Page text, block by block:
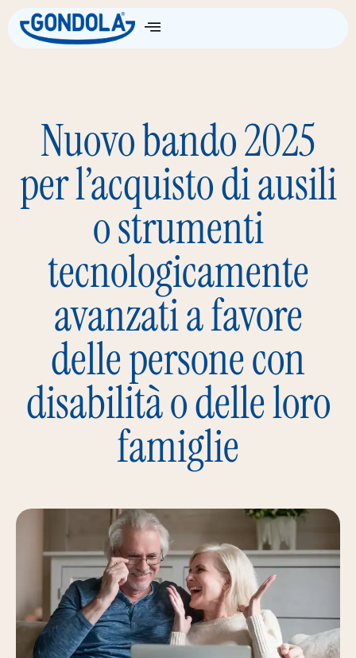
Nuovo bando 2025
per l’acquisto di ausili
o strumenti
tecnologicamente
avanzati a favore
delle persone con
disabilità o delle loro
famiglie